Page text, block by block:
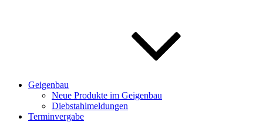
Geigenbau
Neue Produkte im Geigenbau
Diebstahlmeldungen
Terminvergabe